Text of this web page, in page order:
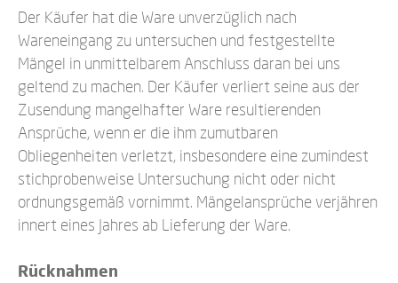
Der Käufer hat die Ware unverzüglich nach
Wareneingang zu untersuchen und festgestellte
Mängel in unmittelbarem Anschluss daran bei uns
geltend zu machen. Der Käufer verliert seine aus der
Zusendung mangelhafter Ware resultierenden
Ansprüche, wenn er die ihm zumutbaren
Obliegenheiten verletzt, insbesondere eine zumindest
stichprobenweise Untersuchung nicht oder nicht
ordnungsgemäß vornimmt. Mängelansprüche verjähren
innert eines Jahres ab Lieferung der Ware.
Rücknahmen